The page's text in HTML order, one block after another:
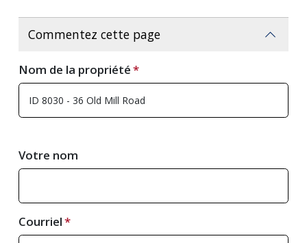
Commentez cette page
Nom de la propriété
Votre nom
Courriel